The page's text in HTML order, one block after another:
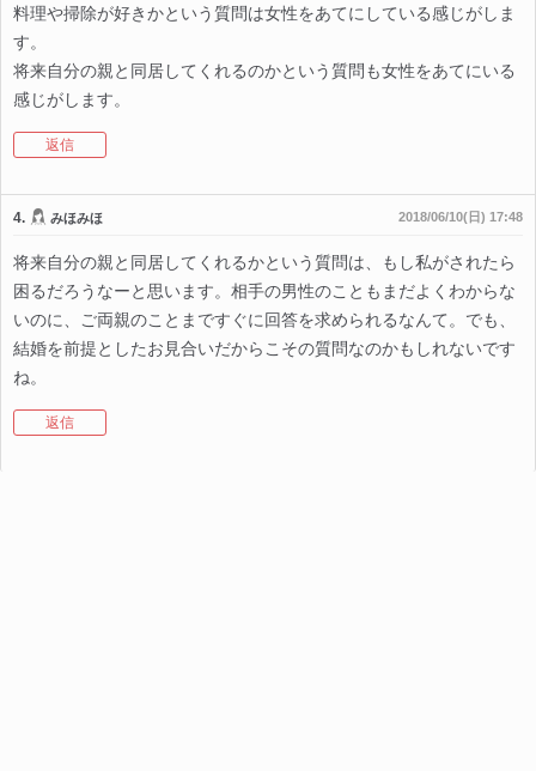
料理や掃除が好きかという質問は女性をあてにしている感じがしま
す。
将来自分の親と同居してくれるのかという質問も女性をあてにいる
感じがします。
返信
4. みほみほ 2018/06/10(日) 17:48
将来自分の親と同居してくれるかという質問は、もし私がされたら
困るだろうなーと思います。相手の男性のこともまだよくわからな
いのに、ご両親のことまですぐに回答を求められるなんて。でも、
結婚を前提としたお見合いだからこその質問なのかもしれないです
ね。
返信